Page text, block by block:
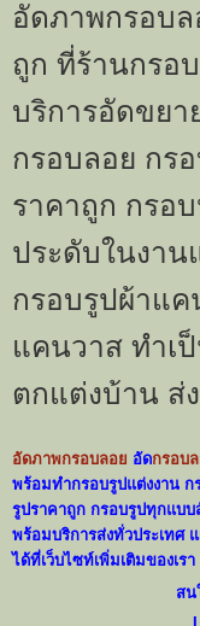
อัดภาพกรอบล
ถูก ที่ร้านกรอบ
บริการอัดขยา
กรอบลอย กร
ราคาถูก กรอ
ประดับในงาน
กรอบรูปผ้าแค
แคนวาส ทำเ
ตกแต่งบ้าน ส่
อัดภาพกรอบลอย อัดกรอบ
พร้อมทำกรอบรูปแต่งงาน
รูปราคาถูก กรอบรูปทุกแบ
พร้อมบริการส่งทั่วประเทศ
ได้ที่เว็บไซท์เพิ่มเติมของเรา
สน